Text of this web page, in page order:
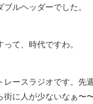
ルヘッダーでした。
て、時代ですわ。
ースラジオです。先
に人が少ないなぁ〜